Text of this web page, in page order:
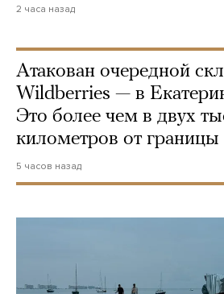
2 часа назад
Атакован очередной
Wildberries — в
Это более чем в двух
километров от границы
5 часов назад